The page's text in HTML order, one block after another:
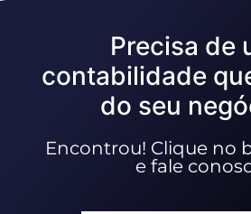
Precisa de
contabilidade
do seu
Encontrou! Clique no
e fale